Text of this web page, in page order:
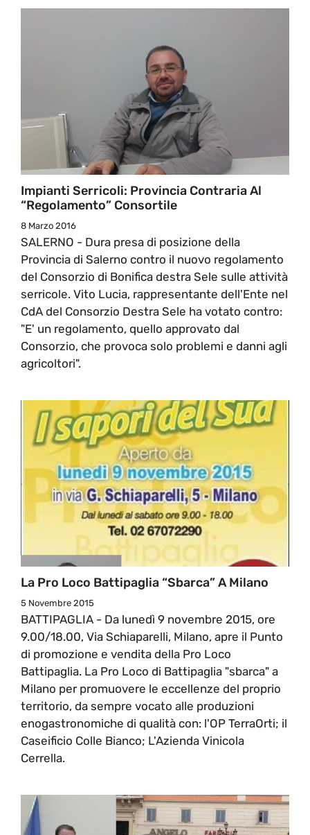
Impianti Serricoli: Provincia Contraria Al
“regolamento” Consortile
8 Marzo 2016
SALERNO - Dura presa di posizione della
Provincia di Salerno contro il nuovo regolamento
del Consorzio di Bonifica destra Sele sulle attività
serricole. Vito Lucia, rappresentante dell'Ente nel
CdA del Consorzio Destra Sele ha votato contro:
"E' un regolamento, quello approvato dal
Consorzio, che provoca solo problemi e danni agli
agricoltori".
La Pro Loco Battipaglia “sbarca” A Milano
5 Novembre 2015
BATTIPAGLIA - Da lunedì 9 novembre 2015, ore
9.00/18.00, Via Schiaparelli, Milano, apre il Punto
di promozione e vendita della Pro Loco
Battipaglia. La Pro Loco di Battipaglia "sbarca" a
Milano per promuovere le eccellenze del proprio
territorio, da sempre vocato alle produzioni
enogastronomiche di qualità con: l'OP TerraOrti; il
Caseificio Colle Bianco; L'Azienda Vinicola
Cerrella.